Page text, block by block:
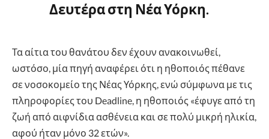
Δευτέρα στη Νέα Υόρκη.
Τα αίτια του θανάτου δεν έχουν ανακοινωθεί,
ωστόσο, μία πηγή αναφέρει ότι η ηθοποιός πέθανε
σε νοσοκομείο της Νέας Υόρκης, ενώ σύμφωνα με τις
πληροφορίες του Deadline, η ηθοποιός «έφυγε από τη
ζωή από αιφνίδια ασθένεια και σε πολύ μικρή ηλικία,
αφού ήταν μόνο 32 ετών».